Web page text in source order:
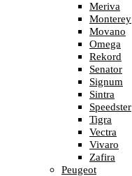
Meriva
Monterey
Movano
Omega
Rekord
Senator
Signum
Sintra
Speedster
Tigra
Vectra
Vivaro
Zafira
Peugeot